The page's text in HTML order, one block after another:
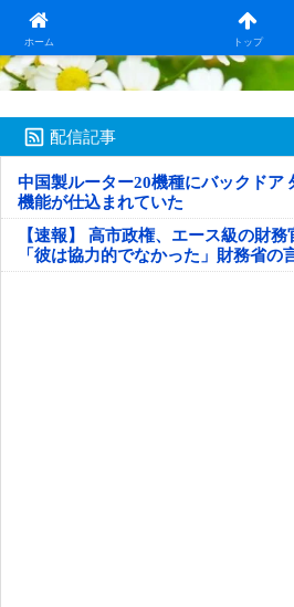
ホーム トップ
日本第一！ニュース録
配信記事
中国製ルーター20機種にバックドア
機能が仕込まれていた
【速報】 高市政権、エース級の財
「彼は協力的でなかった」財務省の
判明